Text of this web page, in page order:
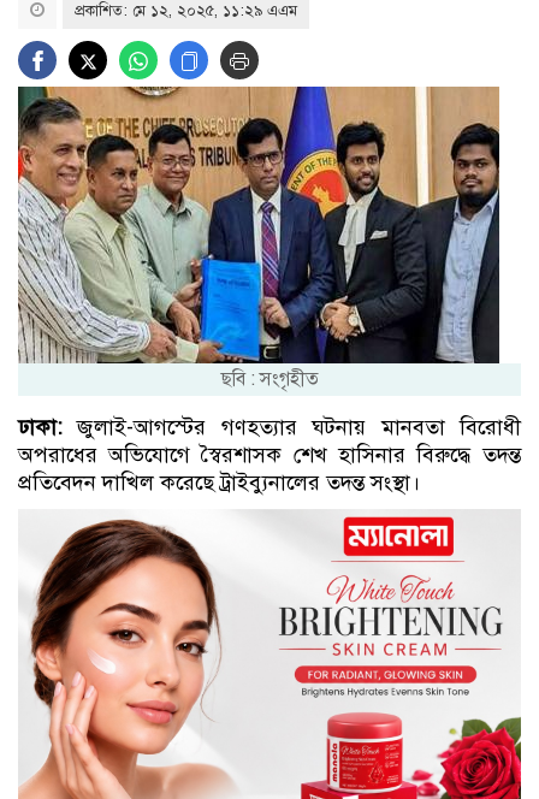
প্রকাশিত: মে ১২, ২০২৫, ১১:২৯ এএম
ছবি : সংগৃহীত
ঢাকা:জুলাই-আগস্টের গণহত্যার ঘটনায় মানবতা বিরোধী
অপরাধের অভিযোগে স্বৈরশাসক শেখ হাসিনার বিরুদ্ধে তদন্ত
প্রতিবেদন দাখিল করেছে ট্রাইব্যুনালের তদন্ত সংস্থা।